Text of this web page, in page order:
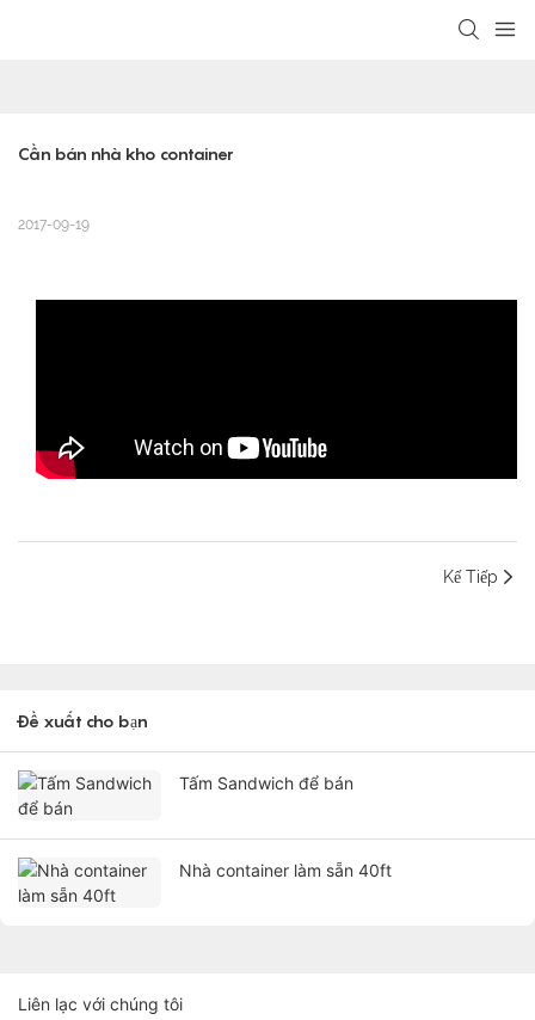
Cần bán nhà kho container
2017-09-19
Kế Tiếp
Đề xuất cho bạn
Tấm Sandwich để bán
Nhà container làm sẵn 40ft
Liên lạc với chúng tôi